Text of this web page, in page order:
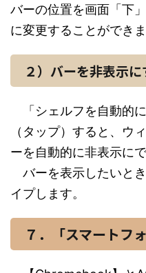
バーの位置を画面「下
に変更することができま
２）バーを非表示に
「シェルフを自動的
（タップ）すると、ウ
ーを自動的に非表示にで
バーを表示したいと
イプします。
７．「スマートフ